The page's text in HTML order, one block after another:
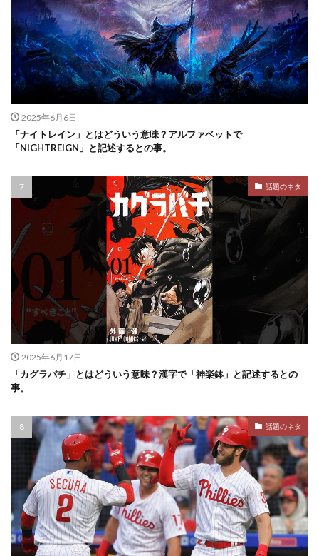
2025年6月6日
「ナイトレイン」とはどういう意味？アルファベットで
「NIGHTREIGN」と記述するとの事。
話題のネタ
2025年6月17日
「カグラバチ」とはどういう意味？漢字で「神楽鉢」と記述するとの
事。
話題のネタ